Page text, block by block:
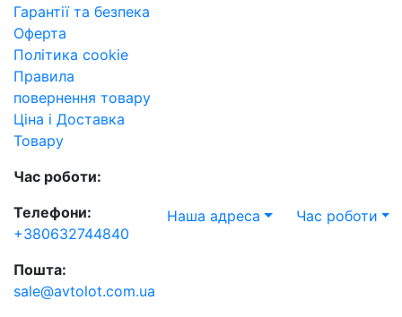
Гарантії та безпека
Оферта
Політика cookie
Правила
повернення товару
Ціна і Доставка
Товару
Час роботи:
Телефони:
+380632744840
Пошта:
sale@avtolot.com.ua
Наша адреса Час роботи